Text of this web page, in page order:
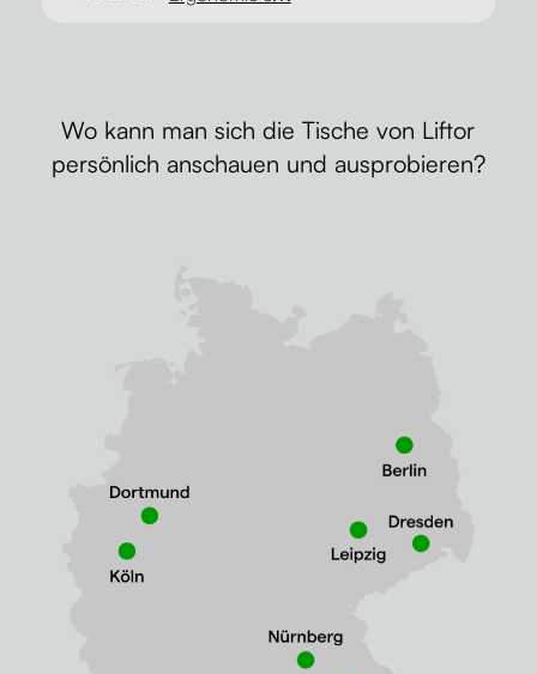
Wo kann man sich die Tische von Liftor
persönlich anschauen und ausprobieren?